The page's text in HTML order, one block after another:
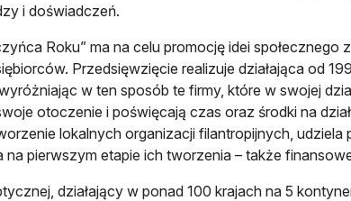
i doświadczeń.
Roku” ma na celu promocję idei społecznego
Przedsięwzięcie realizuje działająca od
w ten sposób te firmy, które w swojej
otoczenie i poświęcają czas oraz środki na
lokalnych organizacji filantropijnych, udziela
pierwszym etapie ich tworzenia – także
działający w ponad 100 krajach na 5